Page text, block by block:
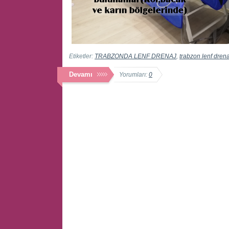
Etiketler: TRABZONDA LENF DRENAJ trabzon lenf
Devamı Yorumları: 0